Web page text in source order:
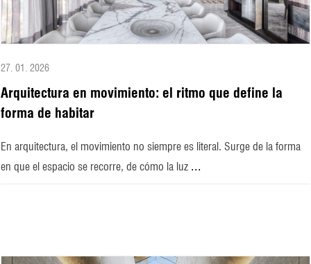
27. 01. 2026
Arquitectura en movimiento: el ritmo que define la
forma de habitar
En arquitectura, el movimiento no siempre es literal. Surge de la forma
en que el espacio se recorre, de cómo la luz ...